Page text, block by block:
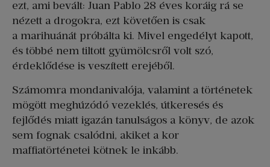
ezt, ami bevált: Juan Pablo 28 éves koráig rá se
nézett a drogokra, ezt követően is csak
a marihuánát próbálta ki. Mivel engedélyt kapott,
és többé nem tiltott gyümölcsről volt szó,
érdeklődése is veszített erejéből.
Számomra mondanivalója, valamint a történetek
mögött meghúzódó vezeklés, útkeresés és
fejlődés miatt igazán tanulságos a könyv, de azok
sem fognak csalódni, akiket a kor
maffiatörténetei kötnek le inkább.